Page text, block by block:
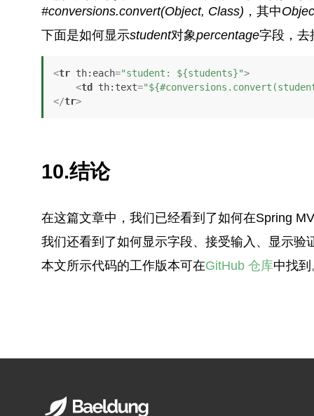
#conversions.convert(Object, Class) ，其中
下面是如何显示student对象percentage字段，去
<tr th:each="student: ${students}">
<td th:text=
</tr>
10.结论
在这篇文章中，我们已经看到了如何在Spring
我们还看到了如何显示字段、接受输入、显示验
本文所示代码的工作版本可在GitHub 仓库中找到